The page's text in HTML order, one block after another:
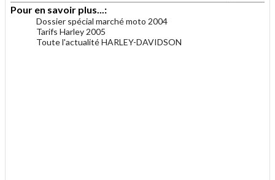
Pour en savoir plus...:
Dossier spécial marché moto 2004
Tarifs Harley 2005
Toute l'actualité HARLEY-DAVIDSON